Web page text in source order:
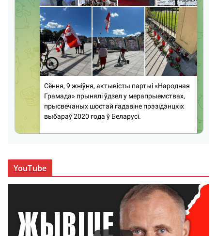
YouTube